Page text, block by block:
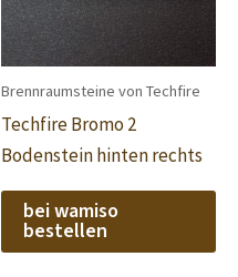
Brennraumsteine von Techfire
Techfire Bromo 2
Bodenstein hinten rechts
bei wamiso
bestellen